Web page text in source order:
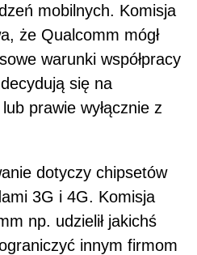
mobilnych. Komisja
że Qualcomm mógł
warunki współpracy
się na
prawie wyłącznie z
dotyczy chipsetów
3G i 4G. Komisja
np. udzielił jakichś
innym firmom